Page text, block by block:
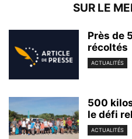
SUR LE
Près de
récoltés
ACTUALITÉS
500
le défi
ACTUALITÉS